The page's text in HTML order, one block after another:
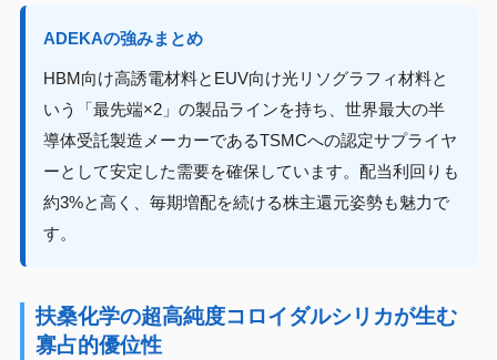
ADEKAの強みまとめ
HBM向け高誘電材料とEUV向け光リソグラフィ材料と
いう「最先端×2」の製品ラインを持ち、世界最大の半
導体受託製造メーカーであるTSMCへの認定サプライヤ
ーとして安定した需要を確保しています。配当利回りも
約3%と高く、毎期増配を続ける株主還元姿勢も魅力で
す。
扶桑化学の超高純度コロイダルシリカが生む
寡占的優位性